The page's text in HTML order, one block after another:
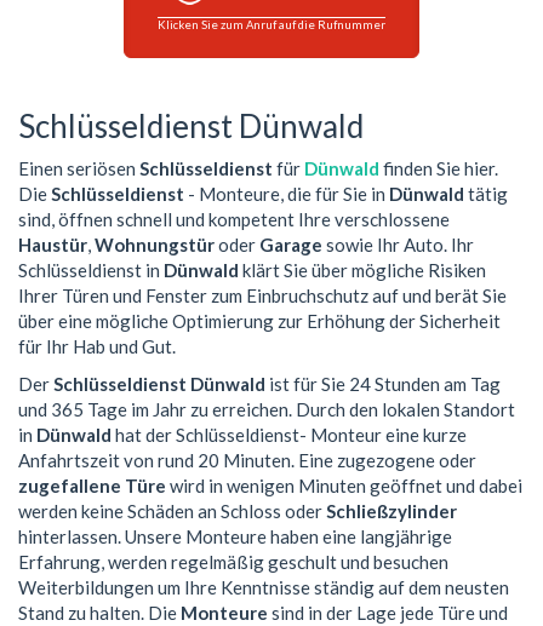
Klicken Sie zum Anruf auf die Rufnummer
Schlüsseldienst Dünwald
Einen seriösen Schlüsseldienst für Dünwald finden Sie hier.
DieSchlüsseldienst - Monteure, die für Sie in Dünwald tätig
sind, öffnen schnell und kompetent Ihre verschlossene
Haustür,Wohnungstüroder Garage sowie Ihr Auto. Ihr
Schlüsseldienst in Dünwald klärt Sie über mögliche Risiken
Ihrer Türen und Fenster zum Einbruchschutz auf und berät Sie
über eine mögliche Optimierung zur Erhöhung der Sicherheit
für Ihr Hab und Gut.
DerSchlüsseldienst Dünwald ist für Sie 24 Stunden am Tag
und 365 Tage im Jahr zu erreichen. Durch den lokalen Standort
in Dünwald hat der Schlüsseldienst- Monteur eine kurze
Anfahrtszeit von rund 20 Minuten. Eine zugezogene oder
zugefallene Türe wird in wenigen Minuten geöffnet und dabei
werden keine Schäden an Schloss oderSchließzylinder
hinterlassen. Unsere Monteure haben eine langjährige
Erfahrung, werden regelmäßig geschult und besuchen
Weiterbildungen um Ihre Kenntnisse ständig auf dem neusten
Stand zu halten. Die Monteure sind in der Lage jede Türe und